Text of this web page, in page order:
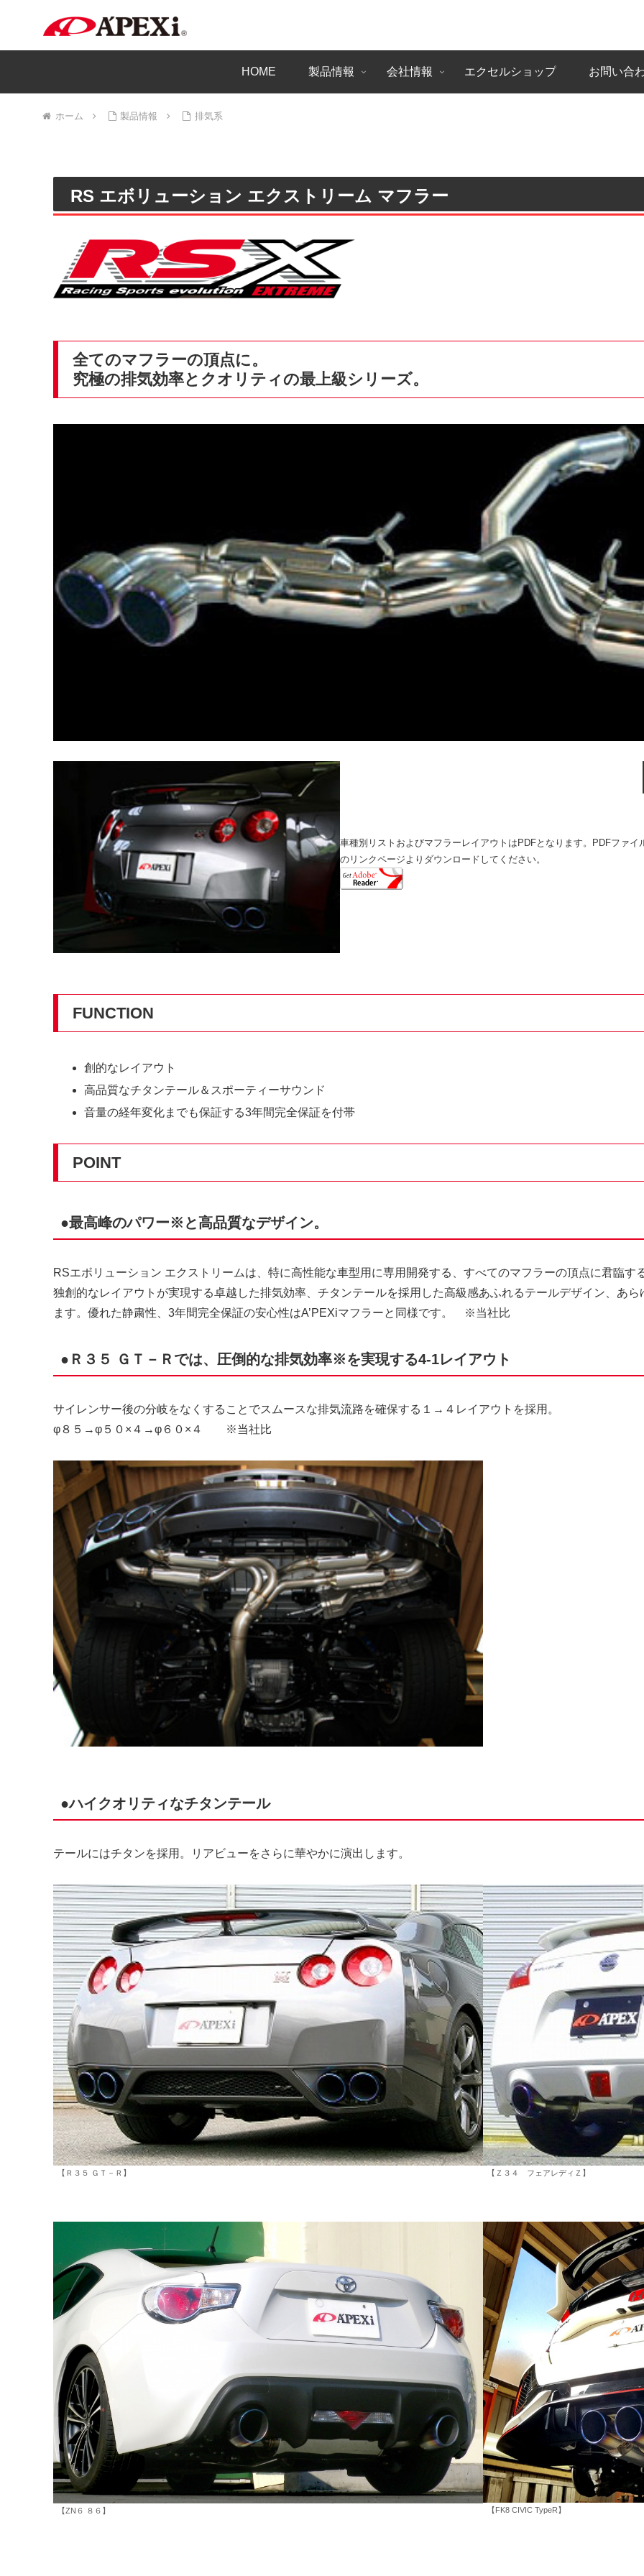
HOME 製品情報 会社情報 エクセルショップ お問い合
ホーム 製品情報 排気系
RS エボリューション エクストリーム マフラー
全てのマフラーの頂点に。
究極の排気効率とクオリティの最上級シリーズ。
車種別リストおよびマフラーレイアウトはPDFとなります。PDFファ
のリンクページよりダウンロードしてください。
FUNCTION
創的なレイアウト
高品質なチタンテール＆スポーティーサウンド
音量の経年変化までも保証する3年間完全保証を付帯
POINT
●最高峰のパワー※と高品質なデザイン。
RSエボリューション エクストリームは、特に高性能な車型用に専用開発する、すべてのマフラーの頂点に君臨す
独創的なレイアウトが実現する卓越した排気効率、チタンテールを採用した高級感あふれるテールデザイン、あ
ます。優れた静粛性、3年間完全保証の安心性はA’PEXiマフラーと同様です。 ※当社比
●Ｒ３５ ＧＴ－Ｒでは、圧倒的な排気効率※を実現する4-1レイアウト
サイレンサー後の分岐をなくすることでスムースな排気流路を確保する１→４レイアウトを採用。
φ８５→φ５０×４→φ６０×４ ※当社比
●ハイクオリティなチタンテール
テールにはチタンを採用。リアビューをさらに華やかに演出します。
【Ｒ３５ ＧＴ－Ｒ】 【Ｚ３４ フェアレディＺ】
【ZN６ ８６】 【FK8 CIVIC TypeR】